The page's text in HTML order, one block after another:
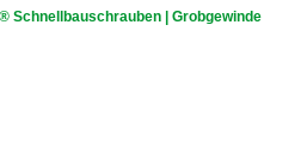
Schnellbauschrauben | Grobgewinde